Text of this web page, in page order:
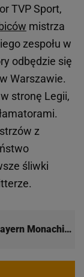
TVP Sport,
mistrza
zespołu w
odbędzie się
Warszawie.
stronę Legii,
z
śliwki
Bayern Monachium